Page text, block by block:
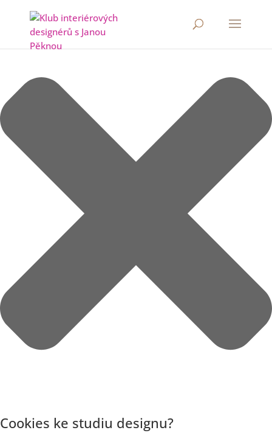
Cookies ke studiu designu?